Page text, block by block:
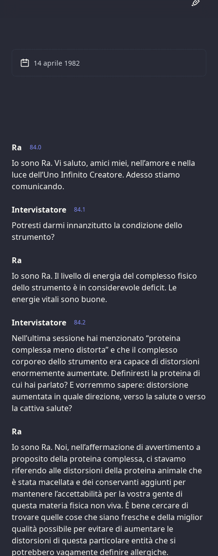
84.0
Ra
Io sono Ra. Vi saluto, amici miei, nell’amore e nella
luce dell’Uno Infinito Creatore. Adesso stiamo
comunicando.
84.1
Intervistatore
Potresti darmi innanzitutto la condizione dello
strumento?
Ra
Io sono Ra. Il livello di energia del complesso fisico
dello strumento è in considerevole deficit. Le
energie vitali sono buone.
84.2
Intervistatore
Nell’ultima sessione hai menzionato “proteina
complessa meno distorta” e che il complesso
corporeo dello strumento era capace di distorsioni
enormemente aumentate. Definiresti la proteina di
cui hai parlato? E vorremmo sapere: distorsione
aumentata in quale direzione, verso la salute o verso
la cattiva salute?
Ra
Io sono Ra. Noi, nell’affermazione di avvertimento a
proposito della proteina complessa, ci stavamo
riferendo alle distorsioni della proteina animale che
è stata macellata e dei conservanti aggiunti per
mantenere l’accettabilità per la vostra gente di
questa materia fisica non viva. È bene cercare di
trovare quelle cose che siano fresche e della miglior
qualità possibile per evitare di aumentare le
distorsioni di questa particolare entità che si
potrebbero vagamente definire allergiche.
14 aprile 1982